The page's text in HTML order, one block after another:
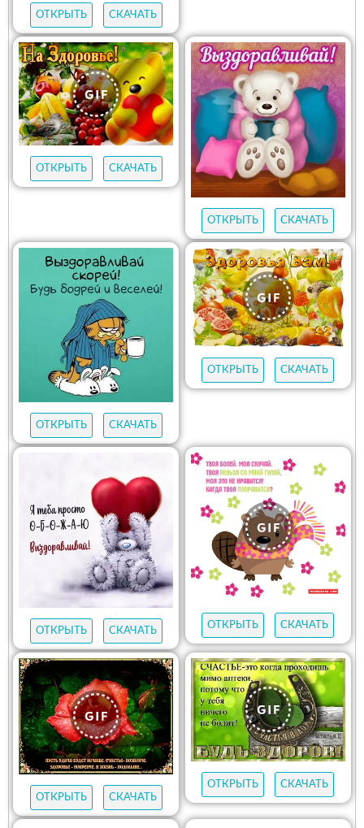
ОТКРЫТЬ СКАЧАТЬ
ОТКРЫТЬ СКАЧАТЬ
ОТКРЫТЬ СКАЧАТЬ
ОТКРЫТЬ СКАЧАТЬ
ОТКРЫТЬ СКАЧАТЬ
ОТКРЫТЬ СКАЧАТЬ
ОТКРЫТЬ СКАЧАТЬ
ОТКРЫТЬ СКАЧАТЬ
ОТКРЫТЬ СКАЧАТЬ